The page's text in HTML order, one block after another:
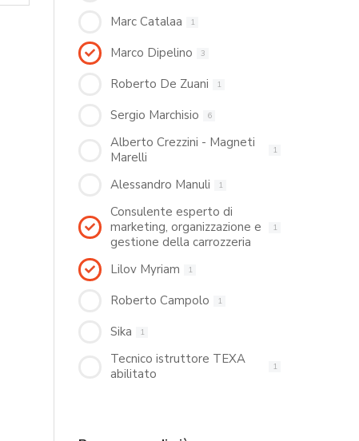
Marc Catalaa 1
Marco Dipelino 3
Roberto De Zuani 1
Sergio Marchisio 6
Alberto Crezzini - Magneti
Marelli
1
Alessandro Manuli 1
Consulente esperto di
marketing, organizzazione e
gestione della carrozzeria
1
Lilov Myriam 1
Roberto Campolo 1
Sika 1
Tecnico istruttore TEXA
abilitato
1